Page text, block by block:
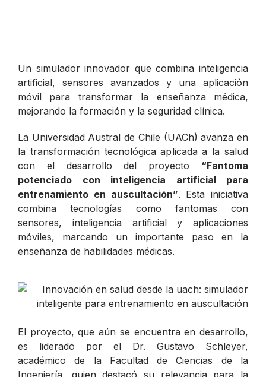
Un simulador innovador que combina inteligencia
artificial, sensores avanzados y una aplicación
móvil para transformar la enseñanza médica,
mejorando la formación y la seguridad clínica.
La Universidad Austral de Chile (UACh) avanza en
la transformación tecnológica aplicada a la salud
con el desarrollo del proyecto “Fantoma
potenciado con inteligencia artificial para
entrenamiento en auscultación”. Esta iniciativa
combina tecnologías como fantomas con
sensores, inteligencia artificial y aplicaciones
móviles, marcando un importante paso en la
enseñanza de habilidades médicas.
El proyecto, que aún se encuentra en desarrollo,
es liderado por el Dr. Gustavo Schleyer,
académico de la Facultad de Ciencias de la
Ingeniería, quien destacó su relevancia para la